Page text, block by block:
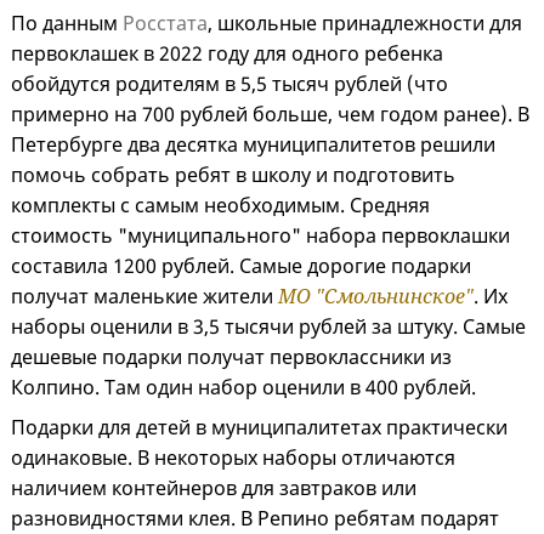
По данным Росстата, школьные принадлежности для
первоклашек в 2022 году для одного ребенка
обойдутся родителям в 5,5 тысяч рублей (что
примерно на 700 рублей больше, чем годом ранее). В
Петербурге два десятка муниципалитетов решили
помочь собрать ребят в школу и подготовить
комплекты с самым необходимым. Средняя
стоимость "муниципального" набора первоклашки
составила 1200 рублей. Самые дорогие подарки
получат маленькие жителиМО "Смольнинское". Их
наборы оценили в 3,5 тысячи рублей за штуку. Самые
дешевые подарки получат первоклассники из
Колпино. Там один набор оценили в 400 рублей.
Подарки для детей в муниципалитетах практически
одинаковые. В некоторых наборы отличаются
наличием контейнеров для завтраков или
разновидностями клея. В Репино ребятам подарят